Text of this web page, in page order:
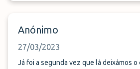
Anónimo
27/03/2023
Já foi a segunda vez que lá deixámos